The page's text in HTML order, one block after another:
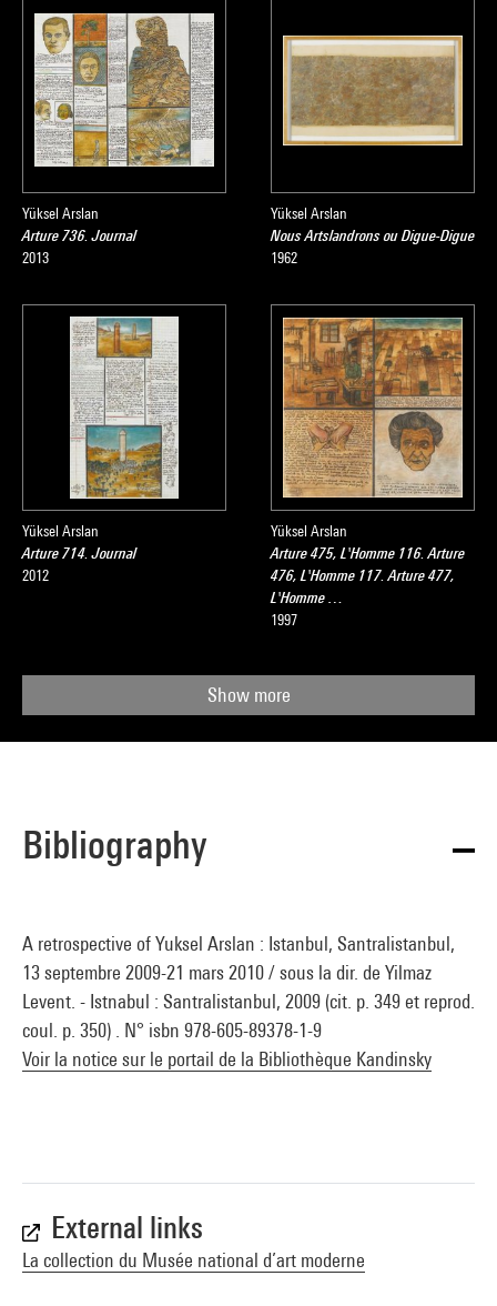
Yüksel Arslan
Arture 736. Journal
2013
Yüksel Arslan
Nous Artslandrons ou Digue-Digue
1962
Yüksel Arslan
Arture 714. Journal
2012
Yüksel Arslan
Arture 475, L'Homme 116. Arture
476, L'Homme 117. Arture 477,
L'Homme …
1997
Show more
Bibliography
A retrospective of Yuksel Arslan : Istanbul, Santralistanbul,
13 septembre 2009-21 mars 2010 / sous la dir. de Yilmaz
Levent. - Istnabul : Santralistanbul, 2009 (cit. p. 349 et reprod.
coul. p. 350) . N° isbn 978-605-89378-1-9
Voir la notice sur le portail de la Bibliothèque Kandinsky
External links
La collection du Musée national d’art moderne